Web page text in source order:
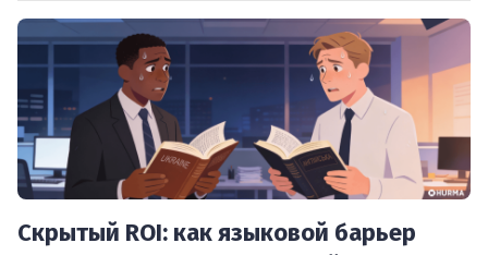
Скрытый ROI: как языковой барьер